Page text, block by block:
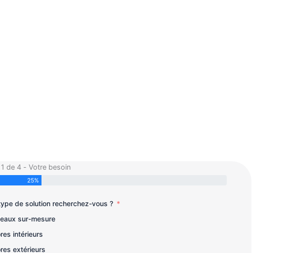
de 4 - Votre besoin
25%
de solution recherchez-vous ?
sur-mesure
intérieurs
extérieurs